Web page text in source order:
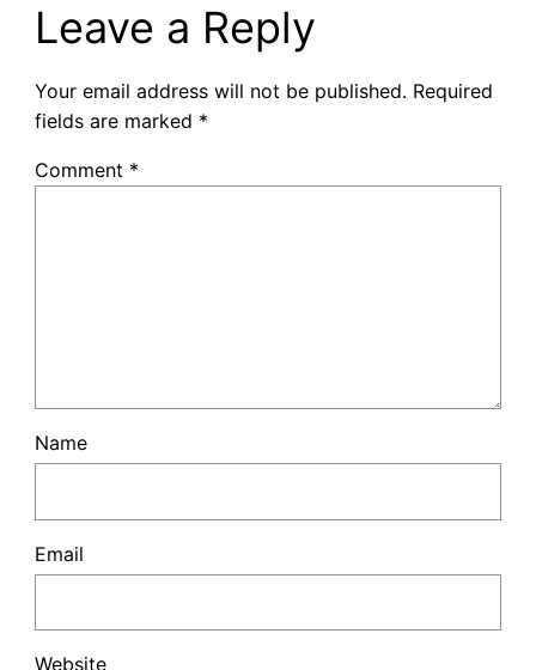
Leave a Reply
Your email address will not be published. Required
fields are marked *
Comment *
Name
Email
Website